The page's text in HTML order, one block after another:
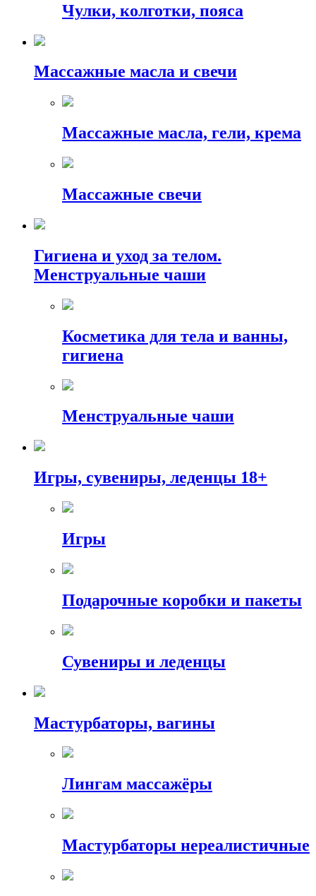
Чулки, колготки, пояса
Массажные масла и свечи
Массажные масла, гели, крема
Массажные свечи
Гигиена и уход за телом.
Менструальные чаши
Косметика для тела и ванны,
гигиена
Менструальные чаши
Игры, сувениры, леденцы 18+
Игры
Подарочные коробки и пакеты
Сувениры и леденцы
Мастурбаторы, вагины
Лингам массажёры
Мастурбаторы нереалистичные